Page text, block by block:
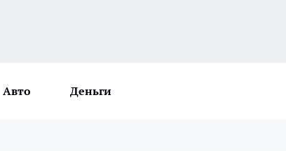
Авто Деньги